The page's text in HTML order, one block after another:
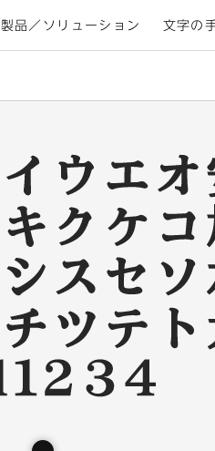
製品／ソリューション 文字の